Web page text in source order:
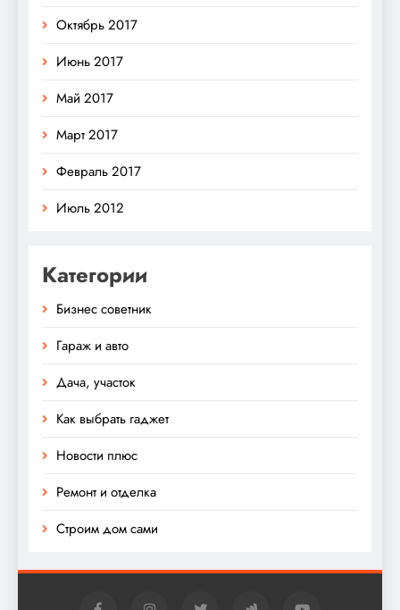
Октябрь 2017
Июнь 2017
Май 2017
Март 2017
Февраль 2017
Июль 2012
Категории
Бизнес советник
Гараж и авто
Дача, участок
Как выбрать гаджет
Новости плюс
Ремонт и отделка
Строим дом сами